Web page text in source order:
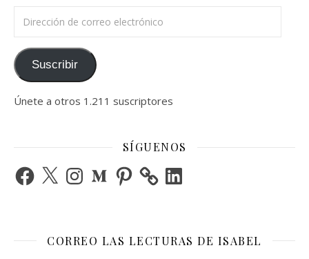
Suscribir
Únete a otros 1.211 suscriptores
SÍGUENOS
Facebook
X InstagramMediumPinterest LinkedIn
CORREO LAS LECTURAS DE ISABEL